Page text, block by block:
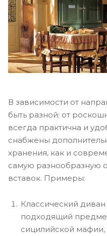
В зависимости от
быть разной: от
всегда практична и
снабжены
хранения, как и
самую разнообразную
вставок. Примеры:
Классический
подходящий
сицилийской